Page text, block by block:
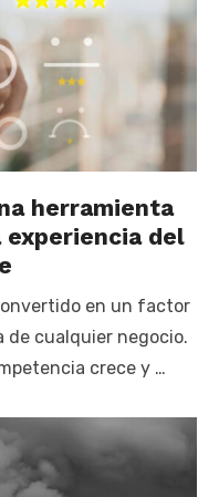
herramienta
experiencia del
en un factor
de cualquier negocio.
crece y …